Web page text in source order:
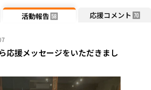
活動報告 58 応援コメント 70
応援メッセージをいただきまし